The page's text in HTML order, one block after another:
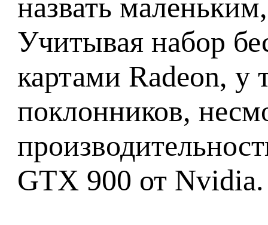
назвать
Учитывая набор
картами Radeon,
поклонников,
GTX 900 от Nvidia.